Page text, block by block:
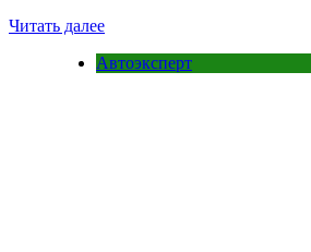
Читать далее
Автоэксперт